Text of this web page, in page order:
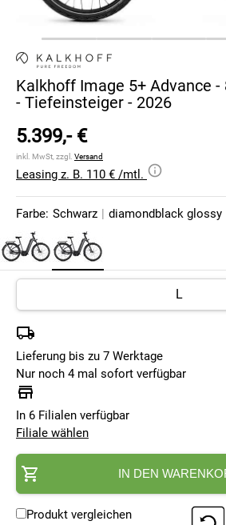
Kalkhoff Image 5+ Advance -
- Tiefeinsteiger - 2026
5.399,- €
inkl. MwSt, zzgl. Versand
Leasing z. B. 110 € /mtl.
Farbe: Schwarz | diamondblack glossy
Lieferung bis zu 7 Werktage
Nur noch 4 mal sofort verfügbar
In 6 Filialen verfügbar
Filiale wählen
IN DEN
Produkt vergleichen